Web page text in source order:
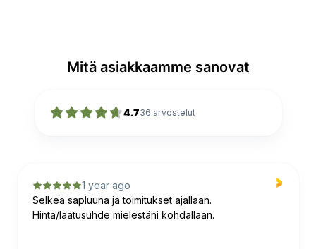
Mitä asiakkaamme sanovat
4.736 arvostelut
1 year ago
Selkeä sapluuna ja toimitukset ajallaan.
Hinta/laatusuhde mielestäni kohdallaan.